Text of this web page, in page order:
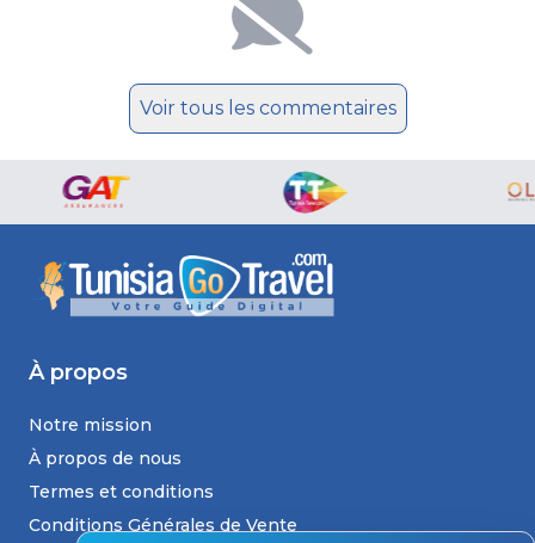
Voir tous les commentaires
À propos
Notre mission
À propos de nous
Termes et conditions
Conditions Générales de Vente